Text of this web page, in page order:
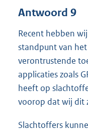
Antwoord 9
Recent hebben
standpunt van
verontrustende
applicaties zoals
heeft op
voorop dat wij dit
Slachtoffers